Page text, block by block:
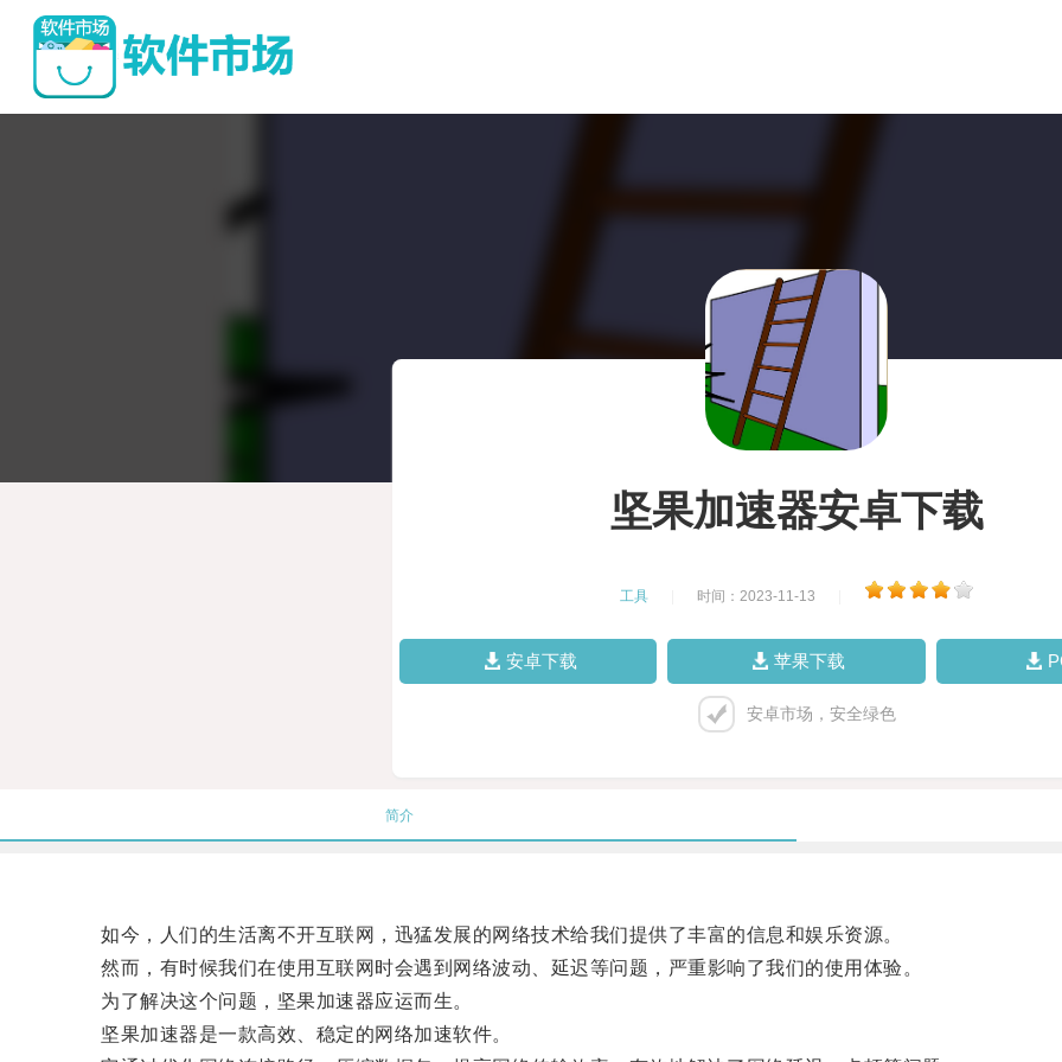
坚果加速器安卓下载
工具 时间：2023-11-13
安卓下载 苹果下载
安卓市场，安全绿色
简介
如今，人们的生活离不开互联网，迅猛发展的网络技术给我们提供了丰富的信息和娱乐资源。
然而，有时候我们在使用互联网时会遇到网络波动、延迟等问题，严重影响了我们的使用体验。
为了解决这个问题，坚果加速器应运而生。
坚果加速器是一款高效、稳定的网络加速软件。